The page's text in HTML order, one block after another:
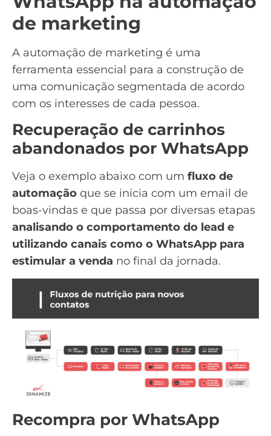
de marketing
A automação de marketing é uma
ferramenta essencial para a construção de
uma comunicação segmentada de acordo
com os interesses de cada pessoa.
Recuperação de carrinhos
abandonados por WhatsApp
Veja o exemplo abaixo com um fluxo de
automação que se inicia com um email de
boas-vindas e que passa por diversas etapas
analisando o comportamento do lead e
utilizando canais como o WhatsApp para
estimular a venda no final da jornada.
Recompra por WhatsApp